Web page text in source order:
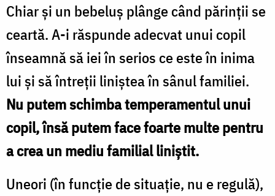
Chiar și un bebeluș plânge când părinții se
ceartă. A-i răspunde adecvat unui copil
înseamnă să iei în serios ce este în inima
lui și să întreții liniștea în sânul familiei.
Nu putem schimba temperamentul unui
copil, însă putem face foarte multe pentru
a crea un mediu familial liniștit.
Uneori (în funcție de situație, nu e regulă),